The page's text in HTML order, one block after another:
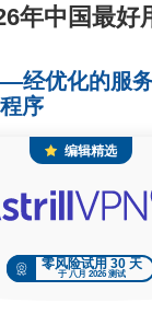
年中国最好
优化的服
序
编辑精选
零风险试用 30 天
于 八月 2026 测试